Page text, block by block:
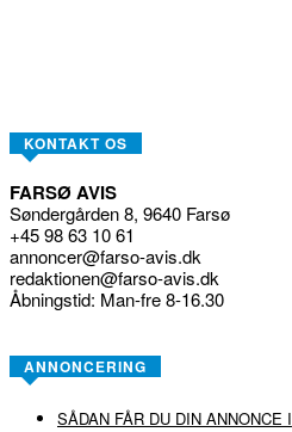
KONTAKT OS
FARSØ AVIS
Søndergården 8, 9640 Farsø
+45 98 63 10 61
annoncer@farso-avis.dk
redaktionen@farso-avis.dk
Åbningstid: Man-fre 8-16.30
ANNONCERING
SÅDAN FÅR DU DIN ANNONCE I